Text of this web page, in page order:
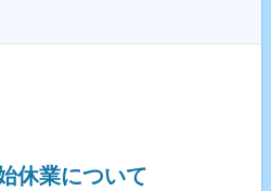
休業について